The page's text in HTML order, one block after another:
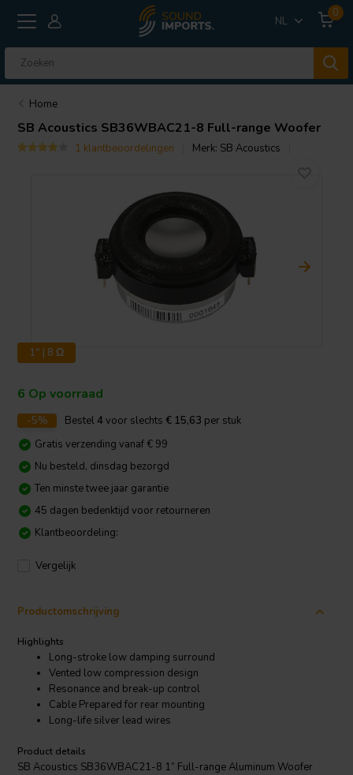
NL
0
Home
SB Acoustics SB36WBAC21-8 Full-range Woofer
1 klantbeoordelingen Merk: SB Acoustics
1" | 8 Ω
6 Op voorraad
-5% Bestel4 voor slechts € 15,63 per stuk
Gratis verzending vanaf € 99
Nu besteld, dinsdag bezorgd
Ten minste twee jaar garantie
45 dagen bedenktijd voor retourneren
Klantbeoordeling:
Vergelijk
Productomschrijving
Highlights
Long-stroke low damping surround
Vented low compression design
Resonance and break-up control
Cable Prepared for rear mounting
Long-life silver lead wires
Product details
SB Acoustics SB36WBAC21-8 1” Full-range Aluminum Woofer